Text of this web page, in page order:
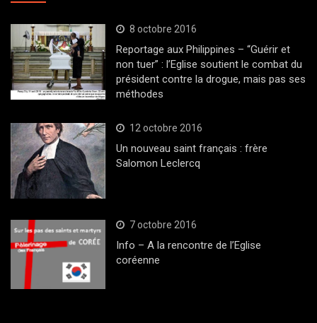
8 octobre 2016
Reportage aux Philippines – “Guérir et
non tuer” : l’Eglise soutient le combat du
président contre la drogue, mais pas ses
méthodes
12 octobre 2016
Un nouveau saint français : frère
Salomon Leclercq
7 octobre 2016
Info – A la rencontre de l’Eglise
coréenne